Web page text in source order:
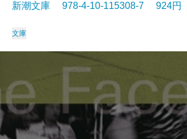
新潮文庫 978-4-10-115308-7 924円
文庫